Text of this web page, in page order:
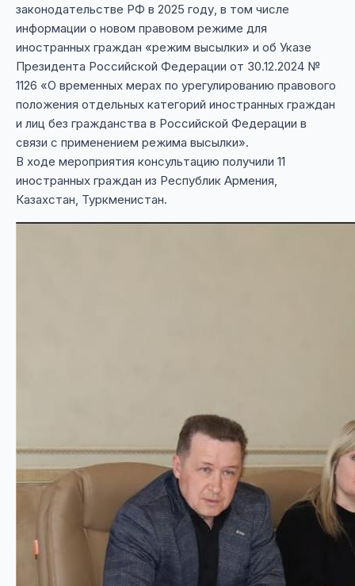
законодательстве РФ в 2025 году, в том числе
информации о новом правовом режиме для
иностранных граждан «режим высылки» и об Указе
Президента Российской Федерации от 30.12.2024 №
1126 «О временных мерах по урегулированию правового
положения отдельных категорий иностранных граждан
и лиц без гражданства в Российской Федерации в
связи с применением режима высылки».
В ходе мероприятия консультацию получили 11
иностранных граждан из Республик Армения,
Казахстан, Туркменистан.